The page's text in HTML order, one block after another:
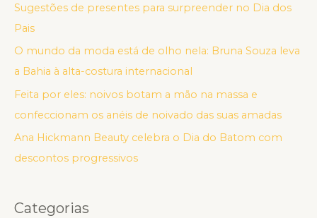
Sugestões de presentes para surpreender no Dia dos
Pais
O mundo da moda está de olho nela: Bruna Souza leva
a Bahia à alta-costura internacional
Feita por eles: noivos botam a mão na massa e
confeccionam os anéis de noivado das suas amadas
Ana Hickmann Beauty celebra o Dia do Batom com
descontos progressivos
Categorias